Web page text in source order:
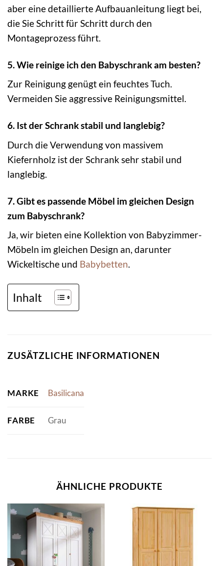
aber eine detaillierte Aufbauanleitung liegt bei,
die Sie Schritt für Schritt durch den
Montageprozess führt.
5. Wie reinige ich den Babyschrank am besten?
Zur Reinigung genügt ein feuchtes Tuch.
Vermeiden Sie aggressive Reinigungsmittel.
6. Ist der Schrank stabil und langlebig?
Durch die Verwendung von massivem
Kiefernholz ist der Schrank sehr stabil und
langlebig.
7. Gibt es passende Möbel im gleichen Design
zum Babyschrank?
Ja, wir bieten eine Kollektion von Babyzimmer-
Möbeln im gleichen Design an, darunter
Wickeltische und Babybetten.
Inhalt
ZUSÄTZLICHE INFORMATIONEN
MARKE Basilicana
FARBE Grau
ÄHNLICHE PRODUKTE